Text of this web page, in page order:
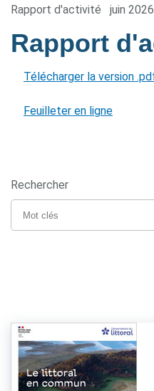
Rapport d'activité juin 2026
Rapport
Télécharger la version
Feuilleter en ligne
Rechercher